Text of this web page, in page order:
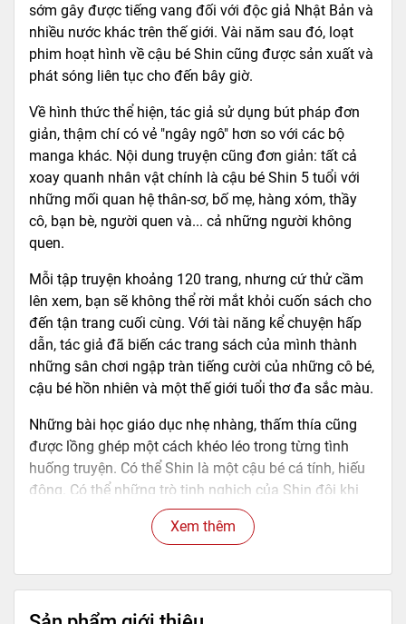
sớm gây được tiếng vang đối với độc giả Nhật Bản và
nhiều nước khác trên thế giới. Vài năm sau đó, loạt
phim hoạt hình về cậu bé Shin cũng được sản xuất và
phát sóng liên tục cho đến bây giờ.
Về hình thức thể hiện, tác giả sử dụng bút pháp đơn
giản, thậm chí có vẻ "ngây ngô" hơn so với các bộ
manga khác. Nội dung truyện cũng đơn giản: tất cả
xoay quanh nhân vật chính là cậu bé Shin 5 tuổi với
những mối quan hệ thân-sơ, bố mẹ, hàng xóm, thầy
cô, bạn bè, người quen và... cả những người không
quen.
Mỗi tập truyện khoảng 120 trang, nhưng cứ thử cầm
lên xem, bạn sẽ không thể rời mắt khỏi cuốn sách cho
đến tận trang cuối cùng. Với tài năng kể chuyện hấp
dẫn, tác giả đã biến các trang sách của mình thành
những sân chơi ngập tràn tiếng cười của những cô bé,
cậu bé hồn nhiên và một thế giới tuổi thơ đa sắc màu.
Những bài học giáo dục nhẹ nhàng, thấm thía cũng
được lồng ghép một cách khéo léo trong từng tình
huống truyện. Có thể Shin là một cậu bé cá tính, hiếu
động. Có thể những trò tinh nghịch của Shin đôi khi
quá trớn, chẳng chừa một ai. Nhưng sau những "sự
cố" do Shin gây ra, người lớn thấy mình cần "quan
chắc hẳn cũng được dịp nhìn nhận lại bản thân, để
Xem thêm